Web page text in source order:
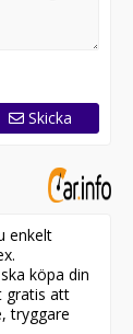
Skicka
enkelt
köpa din
gratis att
tryggare